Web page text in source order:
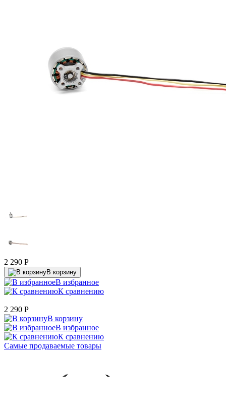
2 290 P
В корзину
В избранное
К сравнению
2 290 P
В корзину
В избранное
К сравнению
Самые продаваемые товары